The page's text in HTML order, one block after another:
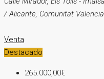
/ Alicante, Comunitat
Venta
Destacado
265.000,00€